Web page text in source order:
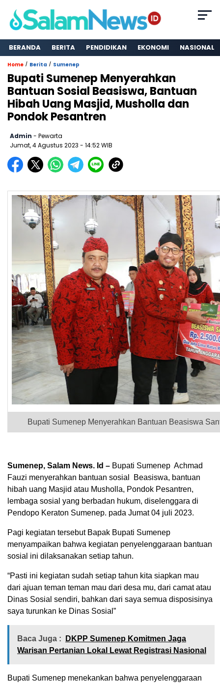
BERANDA BERITA PENDIDIKAN EKONOMI NASIONAL
Home / Berita / Sumenep
Bupati Sumenep Menyerahkan
Bantuan Sosial Beasiswa, Bantuan
Hibah Uang Masjid, Musholla dan
Pondok Pesantren
Admin - Pewarta
Jumat, 4 Agustus 2023 - 14:52 WIB
Bupati Sumenep Menyerahkan Bantuan Beasiswa
Sumenep, Salam News. Id – Bupati Sumenep Achmad
Fauzi menyerahkan bantuan sosial Beasiswa, bantuan
hibah uang Masjid atau Musholla, Pondok Pesantren,
lembaga sosial yang berbadan hukum, diselenggara di
Pendopo Keraton Sumenep. pada Jumat 04 juli 2023.
Pagi kegiatan tersebut Bapak Bupati Sumenep
menyampaikan bahwa kegiatan penyelenggaraan bantuan
sosial ini dilaksanakan setiap tahun.
“Pasti ini kegiatan sudah setiap tahun kita siapkan mau
dari ajuan teman teman mau dari desa mu, dari camat atau
Dinas Sosial sendiri, bahkan dari saya semua disposisinya
saya turunkan ke Dinas Sosial”
Baca Juga :
DKPP Sumenep Komitmen Jaga
Warisan Pertanian Lokal Lewat Registrasi Nasional
Bupati Sumenep menekankan bahwa penyelenggaraan